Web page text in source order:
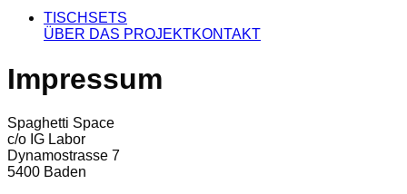
TISCHSETS
ÜBER DAS PROJEKTKONTAKT
Impressum
Spaghetti Space
c/o IG Labor
Dynamostrasse 7
5400 Baden